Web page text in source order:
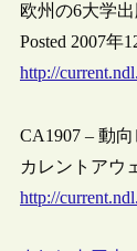
欧州の6大学
Posted 2007年
http://
CA1907 – 動
カレントアウ
http://